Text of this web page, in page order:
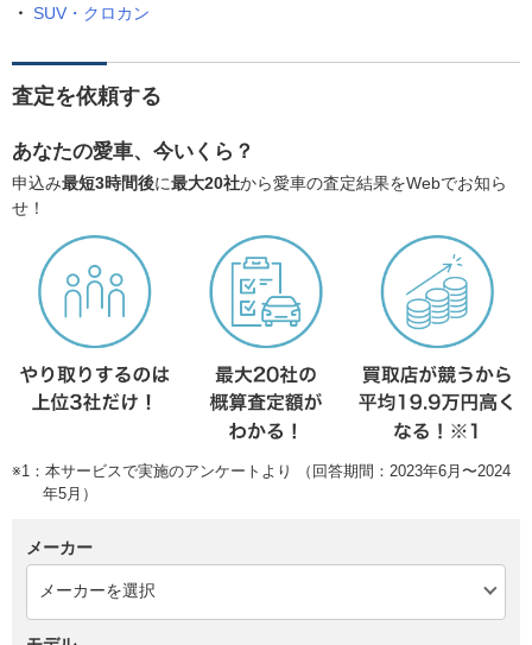
SUV・クロカン
査定を依頼する
あなたの愛車、今いくら？
申込み最短3時間後に最大20社から愛車の査定結果をWebでお知ら
せ！
※1：本サービスで実施のアンケートより （回答期間：2023年6月〜2024
年5月）
メーカー